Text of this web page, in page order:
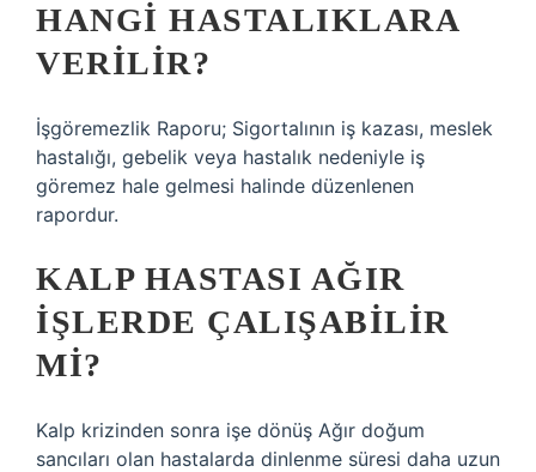
HANGI HASTALIKLARA
VERILIR?
İşgöremezlik Raporu; Sigortalının iş kazası, meslek
hastalığı, gebelik veya hastalık nedeniyle iş
göremez hale gelmesi halinde düzenlenen
rapordur.
KALP HASTASI AĞIR
IŞLERDE ÇALIŞABILIR
MI?
Kalp krizinden sonra işe dönüş Ağır doğum
sancıları olan hastalarda dinlenme süresi daha uzun